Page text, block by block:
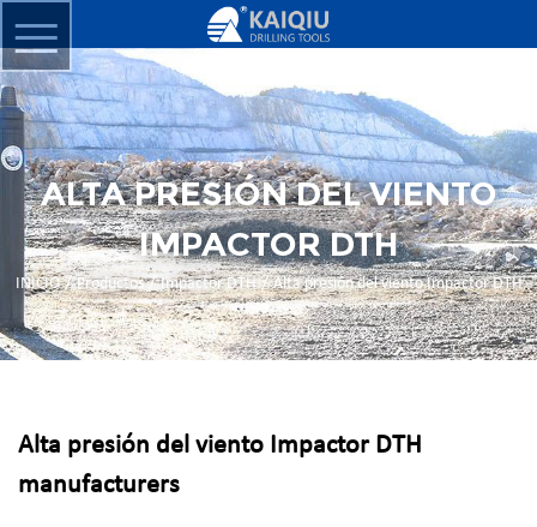
ALTA PRESIÓN DEL VIENTO
IMPACTOR DTH
INICIO/Productos/Impactor DTH/Alta presión del viento Impactor DTH
Alta presión del viento Impactor DTH
manufacturers